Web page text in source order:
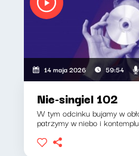
14 maja 2026 59:54
Nie-singiel 102
W tym odcinku bujamy w
patrzymy w niebo i